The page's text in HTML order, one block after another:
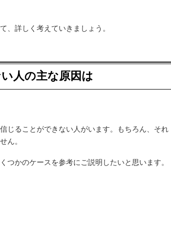
、詳しく考えていきましょう。
人の主な原因は
じることができない人がいます。もちろん、それ
ん。
かのケースを参考にご説明したいと思います。